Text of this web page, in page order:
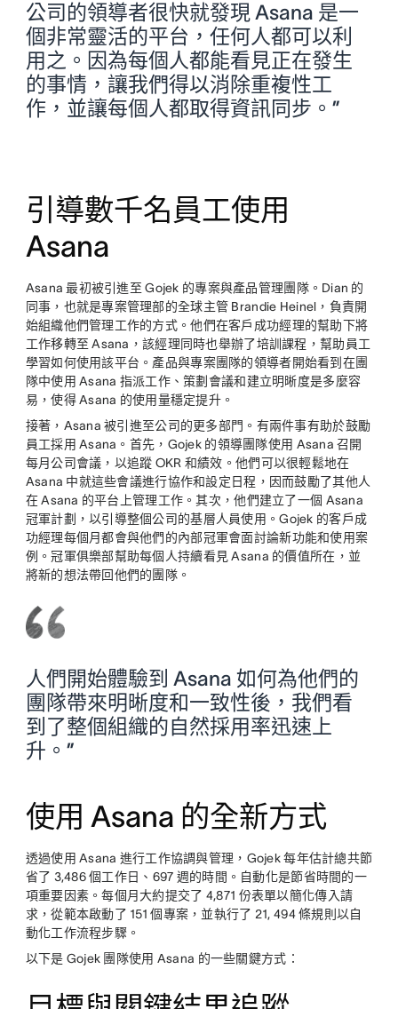
公司的領導者很快就發現 Asana 是一
個非常靈活的平台，任何人都可以利
用之。因為每個人都能看見正在發生
的事情，讓我們得以消除重複性工
作，並讓每個人都取得資訊同步。”
引導數千名員工使用
Asana
Asana 最初被引進至 Gojek 的專案與產品管理團隊。Dian 的
同事，也就是專案管理部的全球主管 Brandie Heinel，負責開
始組織他們管理工作的方式。他們在客戶成功經理的幫助下將
工作移轉至 Asana，該經理同時也舉辦了培訓課程，幫助員工
學習如何使用該平台。產品與專案團隊的領導者開始看到在團
隊中使用 Asana 指派工作、策劃會議和建立明晰度是多麼容
易，使得 Asana 的使用量穩定提升。
接著，Asana 被引進至公司的更多部門。有兩件事有助於鼓勵
員工採用 Asana。首先，Gojek 的領導團隊使用 Asana 召開
每月公司會議，以追蹤 OKR 和績效。他們可以很輕鬆地在
Asana 中就這些會議進行協作和設定日程，因而鼓勵了其他人
在 Asana 的平台上管理工作。其次，他們建立了一個 Asana
冠軍計劃，以引導整個公司的基層人員使用。Gojek 的客戶成
功經理每個月都會與他們的內部冠軍會面討論新功能和使用案
例。冠軍俱樂部幫助每個人持續看見 Asana 的價值所在，並
將新的想法帶回他們的團隊。
人們開始體驗到 Asana 如何為他們的
團隊帶來明晰度和一致性後，我們看
到了整個組織的自然採用率迅速上
升。”
使用 Asana 的全新方式
透過使用 Asana 進行工作協調與管理，Gojek 每年估計總共節
省了 3,486 個工作日、697 週的時間。自動化是節省時間的一
項重要因素。每個月大約提交了 4,871 份表單以簡化傳入請
求，從範本啟動了 151 個專案，並執行了 21, 494 條規則以自
動化工作流程步驟。
以下是 Gojek 團隊使用 Asana 的一些關鍵方式：